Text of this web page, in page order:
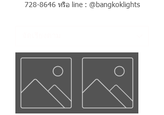
728-8646หรือ line : @bangkoklights